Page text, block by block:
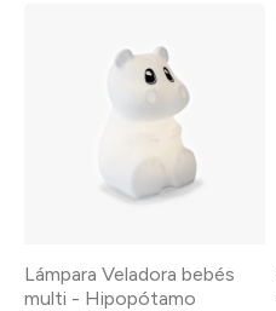
Lámpara Veladora bebés
multi - Hipopótamo